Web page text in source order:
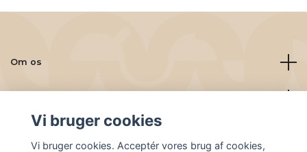
Om os
Vi bruger cookies
Vi bruger cookies. Acceptér vores brug af cookies,